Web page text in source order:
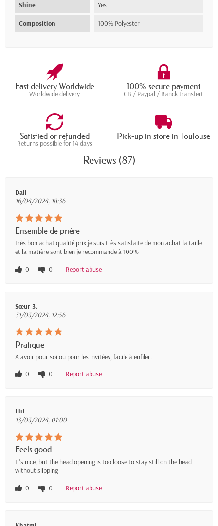
Shine Yes
Composition 100% Polyester
Fast delivery Worldwide
Worldwide delivery
100% secure payment
CB / Paypal / Banck transfert
Satisfied or refunded
Returns possible for 14 days
Pick-up in store in Toulouse
Reviews (87)
Dali
16/04/2024, 18:36
Ensemble de prière
Très bon achat qualité prix je suis très satisfaite de mon achat la taille
et la matière sont bien je recommande à 100%
0
0 Report abuse
Sœur 3.
31/03/2024, 12:56
Pratique
A avoir pour soi ou pour les invitées, facile à enfiler.
0
0 Report abuse
Elif
13/03/2024, 01:00
Feels good
It's nice, but the head opening is too loose to stay still on the head
without slipping
0
0 Report abuse